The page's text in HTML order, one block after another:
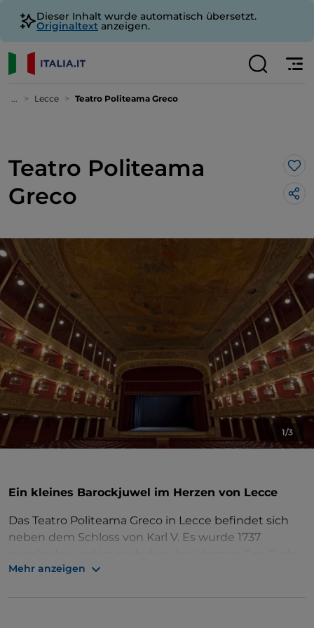
Dieser Inhalt wurde automatisch übersetzt.
Originaltext anzeigen.
... Lecce Teatro Politeama Greco
Teatro Politeama
Greco
1/3
Ein kleines Barockjuwel im Herzen von Lecce
Das Teatro Politeama Greco in Lecce befindet sich
neben dem Schloss von Karl V. Es wurde 1737
in Neapel das zweitgrößte Theater Süditaliens. Es
Mehr anzeigen